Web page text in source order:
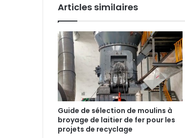
Articles similaires
Guide de sélection de moulins à
broyage de laitier de fer pour les
projets de recyclage